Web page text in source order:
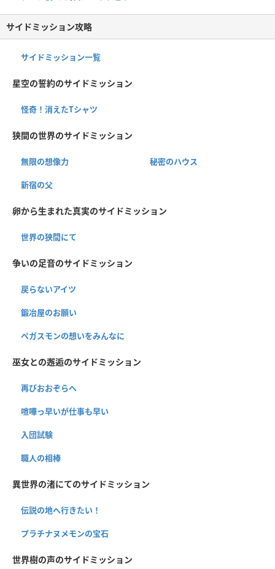
サイドミッション攻略
サイドミッション一覧
星空の誓約のサイドミッション
怪奇！消えたTシャツ
狭間の世界のサイドミッション
無限の想像力 秘密のハウス
新宿の父
卵から生まれた真実のサイドミッション
世界の狭間にて
争いの足音のサイドミッション
戻らないアイツ
鍛冶屋のお願い
ペガスモンの想いをみんなに
巫女との邂逅のサイドミッション
再びおおぞらへ
喧嘩っ早いが仕事も早い
入団試験
職人の相棒
異世界の渚にてのサイドミッション
伝説の地へ行きたい！
プラチナヌメモンの宝石
世界樹の声のサイドミッション